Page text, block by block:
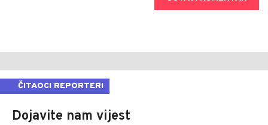
ČITAOCI REPORTERI
Dojavite nam vijest